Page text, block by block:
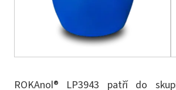
ROKAnol® LP3943 patří do